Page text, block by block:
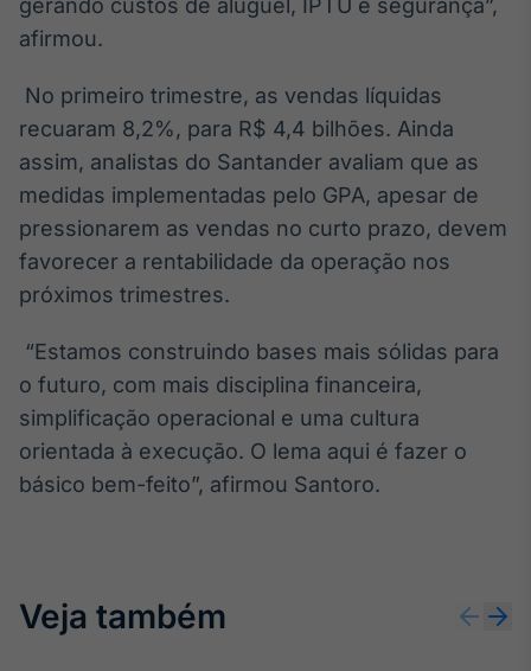
gerando custos de aluguel, IPTU e segurança”,
afirmou.
No primeiro trimestre, as vendas líquidas
recuaram 8,2%, para R$ 4,4 bilhões. Ainda
assim, analistas do Santander avaliam que as
medidas implementadas pelo GPA, apesar de
pressionarem as vendas no curto prazo, devem
favorecer a rentabilidade da operação nos
próximos trimestres.
“Estamos construindo bases mais sólidas para
o futuro, com mais disciplina financeira,
simplificação operacional e uma cultura
orientada à execução. O lema aqui é fazer o
básico bem-feito”, afirmou Santoro.
Veja também